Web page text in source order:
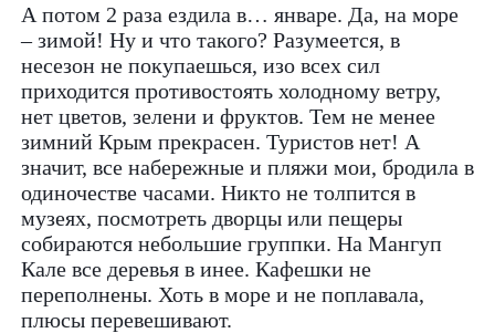
А потом 2 раза ездила в… январе. Да, на море
– зимой! Ну и что такого? Разумеется, в
несезон не покупаешься, изо всех сил
приходится противостоять холодному ветру,
нет цветов, зелени и фруктов. Тем не менее
зимний Крым прекрасен. Туристов нет! А
значит, все набережные и пляжи мои, бродила в
одиночестве часами. Никто не толпится в
музеях, посмотреть дворцы или пещеры
собираются небольшие группки. На Мангуп
Кале все деревья в инее. Кафешки не
переполнены. Хоть в море и не поплавала,
плюсы перевешивают.